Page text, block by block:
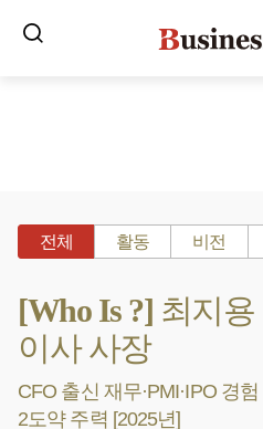
전체 활동 비전
[Who Is ?] 최지
이사 사장
CFO 출신 재무·PMI·IPO 경
2도약 주력 [2025년]